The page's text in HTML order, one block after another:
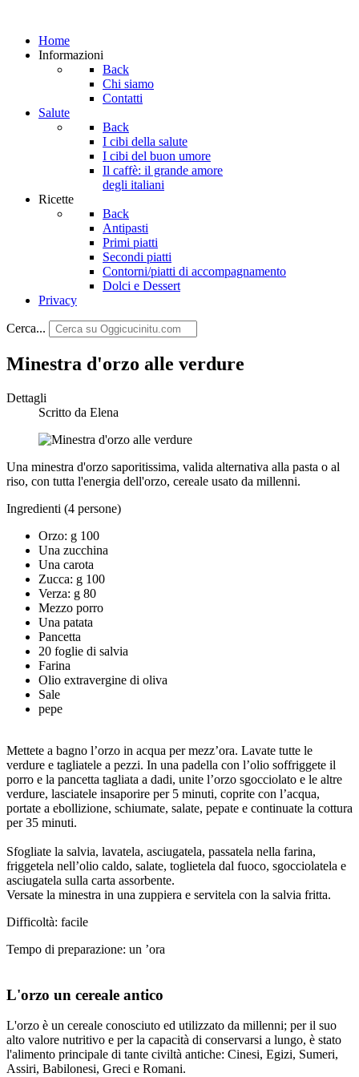
Home
Informazioni
Back
Chi siamo
Contatti
Salute
Back
I cibi della salute
I cibi del buon umore
Il caffè: il grande amore
degli italiani
Ricette
Back
Antipasti
Primi piatti
Secondi piatti
Contorni/piatti di accompagnamento
Dolci e Dessert
Privacy
Cerca...
Minestra d'orzo alle verdure
Dettagli
Scritto da Elena
Una minestra d'orzo saporitissima, valida alternativa alla pasta o al
riso, con tutta l'energia dell'orzo, cereale usato da millenni.
Ingredienti (4 persone)
Orzo: g 100
Una zucchina
Una carota
Zucca: g 100
Verza: g 80
Mezzo porro
Una patata
Pancetta
20 foglie di salvia
Farina
Olio extravergine di oliva
Sale
pepe
Mettete a bagno l’orzo in acqua per mezz’ora. Lavate tutte le
verdure e tagliatele a pezzi. In una padella con l’olio soffriggete il
porro e la pancetta tagliata a dadi, unite l’orzo sgocciolato e le altre
verdure, lasciatele insaporire per 5 minuti, coprite con l’acqua,
portate a ebollizione, schiumate, salate, pepate e continuate la cottura
per 35 minuti.
Sfogliate la salvia, lavatela, asciugatela, passatela nella farina,
friggetela nell’olio caldo, salate, toglietela dal fuoco, sgocciolatela e
asciugatela sulla carta assorbente.
Versate la minestra in una zuppiera e servitela con la salvia fritta.
Difficoltà: facile
Tempo di preparazione: un ’ora
L'orzo un cereale antico
L'orzo è un cereale conosciuto ed utilizzato da millenni; per il suo
alto valore nutritivo e per la capacità di conservarsi a lungo, è stato
l'alimento principale di tante civiltà antiche: Cinesi, Egizi, Sumeri,
Assiri, Babilonesi, Greci e Romani.